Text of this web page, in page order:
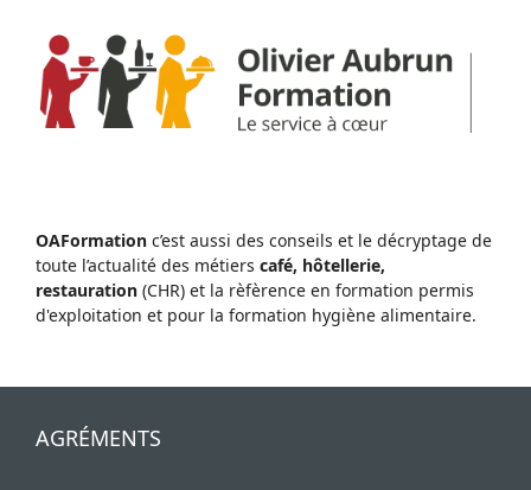
OAFormation c’est aussi des conseils et le décryptage de
toute l’actualité des métiers café, hôtellerie,
restauration (CHR) et la rèfèrence en formation permis
d'exploitation et pour la formation hygiène alimentaire.
AGRÉMENTS